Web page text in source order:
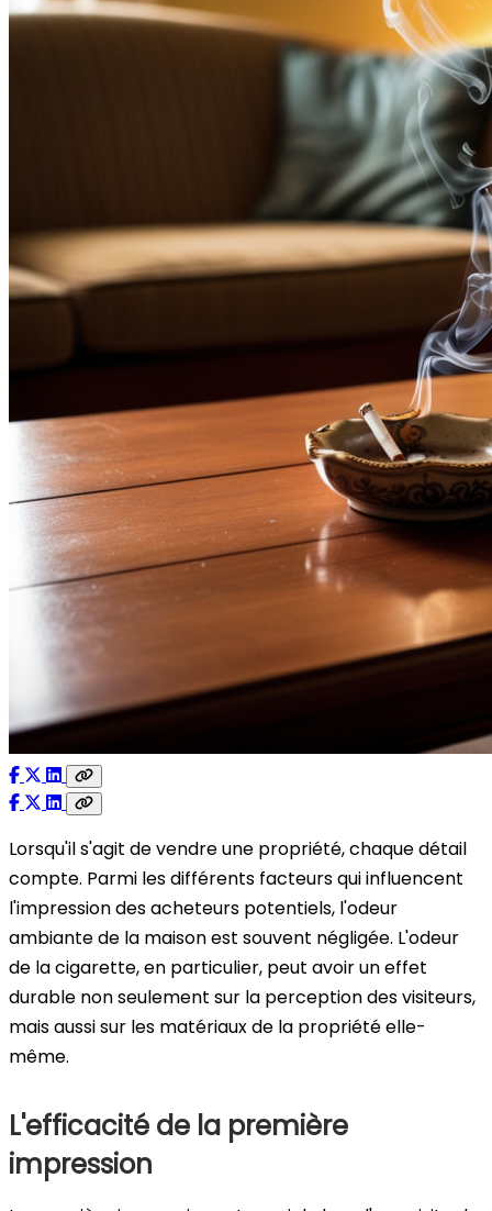
Lorsqu'il s'agit de vendre une propriété, chaque détail
compte. Parmi les différents facteurs qui influencent
l'impression des acheteurs potentiels, l'odeur
ambiante de la maison est souvent négligée. L'odeur
de la cigarette, en particulier, peut avoir un effet
durable non seulement sur la perception des visiteurs,
mais aussi sur les matériaux de la propriété elle-
même.
L'efficacité de la première
impression